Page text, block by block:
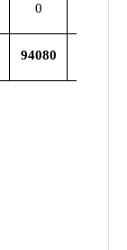
0
94080